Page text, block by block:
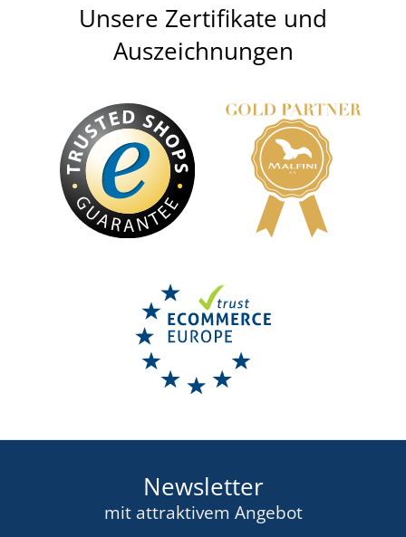
Unsere Zertifikate und
Auszeichnungen
Newsletter
mit attraktivem Angebot